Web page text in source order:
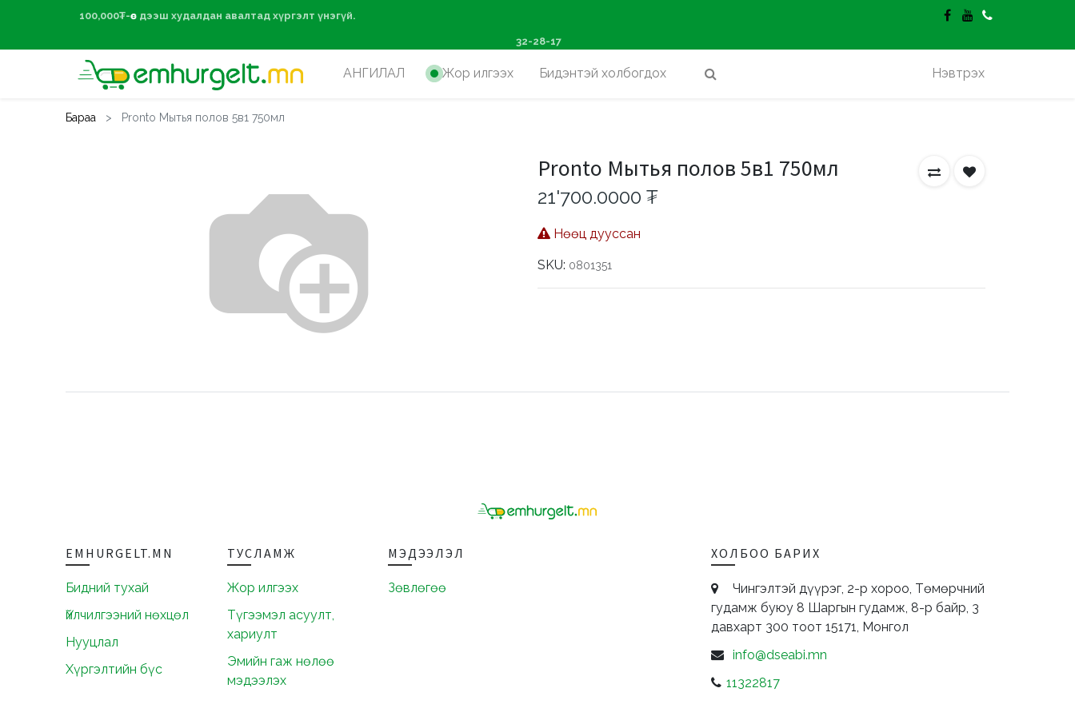
100,000₮-өөс дээш худалдан авалтад хүргэлт үнэгүй.
32-28-17
АНГИЛАЛ Жор илгээх Бидэнтэй холбогдох Нэвтрэх
Бараа Pronto Мытья полов 5в1 750мл
Pronto Мытья полов 5в1 750мл
21'700.0000 ₮
Нөөц дууссан
SKU: 0801351
EMHURGELT.MN
Бидний тухай
Үйлчилгээний нөхцөл
Нууцлал
Хүргэлтийн бүс
ТУСЛАМЖ
Жор илгээх
Түгээмэл асуулт,
хариулт
Эмийн гаж нөлөө
мэдээлэх
МЭДЭЭЛЭЛ
Зөвлөгөө
ХОЛБОО БАРИХ
Чингэлтэй дүүрэг, 2-р хороо, Төмөрчний
гудамж буюу 8 Шаргын гудамж, 8-р байр, 3
давхарт 300 тоот 15171, Монгол
info@dseabi.mn
11322817